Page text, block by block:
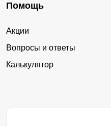
Помощь
Акции
Вопросы и ответы
Калькулятор